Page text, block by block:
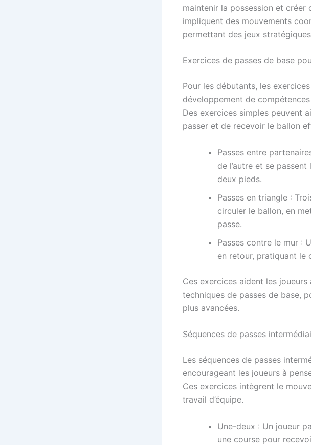
maintenir la possession et créer
impliquent des mouvements
permettant des jeux
Exercices de passes de base
Pour les débutants, les
développement de
Des exercices simples peuvent
passer et de recevoir le ballon
Passes entre
de l’autre et se
deux pieds.
Passes en triangle :
circuler le ballon, en
passe.
Passes contre le mur :
en retour, pratiquant le
Ces exercices aident les
techniques de passes de base,
plus avancées.
Séquences de passes
Les séquences de passes
encourageant les joueurs à
Ces exercices intègrent le
travail d’équipe.
Une-deux : Un joueur
une course pour